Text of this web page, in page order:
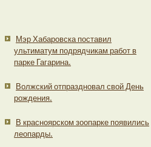
Мэр Хабаровска поставил
ультиматум подрядчикам работ в
парке Гагарина.
Волжский отпраздновал свой День
рождения.
В красноярском зоопарке появились
леопарды.